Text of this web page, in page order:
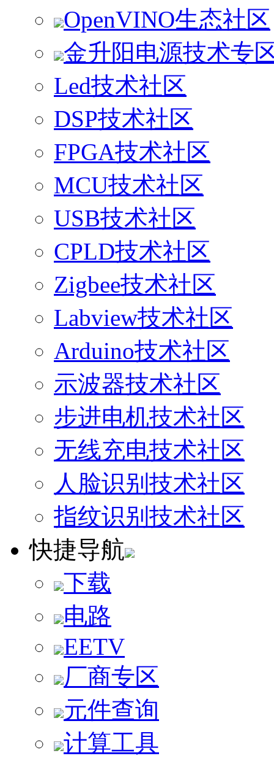
OpenVINO生态社区
金升阳电源技术专
Led技术社区
DSP技术社区
FPGA技术社区
MCU技术社区
USB技术社区
CPLD技术社区
Zigbee技术社区
Labview技术社区
Arduino技术社区
示波器技术社区
步进电机技术社区
无线充电技术社区
人脸识别技术社区
指纹识别技术社区
快捷导航
下载
电路
EETV
厂商专区
元件查询
计算工具